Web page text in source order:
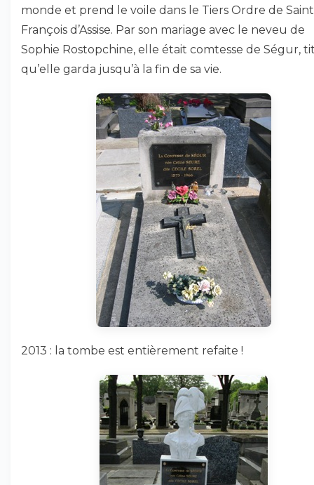
monde et prend le voile dans le Tiers Ordre de
François d’Assise. Par son mariage avec le neveu de
Sophie Rostopchine, elle était comtesse de Ségur,
qu’elle garda jusqu’à la fin de sa vie.
2013 : la tombe est entièrement refaite !